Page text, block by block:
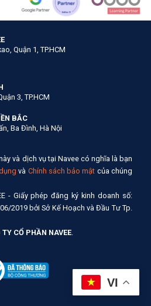
Quận 1, TP.HCM
3, TP.HCM
BẮC
Ba Đình, Hà Nội
và dịch vụ tại Navee có nghĩa là bạn
và Chính sách bảo mật của chúng
- Giấy phép đăng ký kinh doanh số:
2019 bởi Sở Kế Hoạch và Đầu Tư Tp.
TY CỔ PHẦN NAVEE.
VI